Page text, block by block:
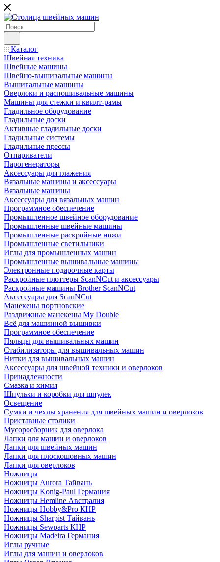
Каталог
Швейная техника
Швейные машины
Швейно-вышивальные машины
Вышивальные машины
Оверлоки и распошивальные машины
Машины для стежки и квилт-рамы
Гладильное оборудование
Гладильные доски
Активные гладильные доски
Гладильные системы
Гладильные прессы
Отпариватели
Парогенераторы
Аксессуары для глажения
Вязальные машины и аксессуары
Вязальные машины
Аксессуары для вязальных машин
Программное обеспечение
Промышленное швейное оборудование
Промышленные швейные машины
Промышленные раскройные ножи
Промышленные светильники
Иглы для промышленных машин
Промышленные вышивальные машины
Электронные подарочные карты
Раскройные плоттеры ScanNCut и аксессуары
Раскройные машины Brother ScanNCut
Аксессуары для ScanNCut
Манекены портновские
Раздвижные манекены My Double
Всё для машинной вышивки
Программное обеспечение
Пяльцы для вышивальных машин
Стабилизаторы для вышивальных машин
Нитки для вышивальных машин
Аксессуары для швейной техники и оверлоков
Принадлежности
Смазка и химия
Шпульки и коробки для шпулек
Освещение
Сумки и чехлы хранения для швейных машин и оверлоков
Приставные столики
Мусоросборник для оверлока
Лапки для машин и оверлоков
Лапки для швейных машин
Лапки для плоскошовных машин
Лапки для оверлоков
Ножницы
Ножницы Aurora Тайвань
Ножницы Konig-Paul Германия
Ножницы Hemline Австралия
Ножницы Hobby&Pro КНР
Ножницы Sharpist Тайвань
Ножницы Sewparts КНР
Ножницы Madeira Германия
Иглы ручные
Иглы для машин и оверлоков